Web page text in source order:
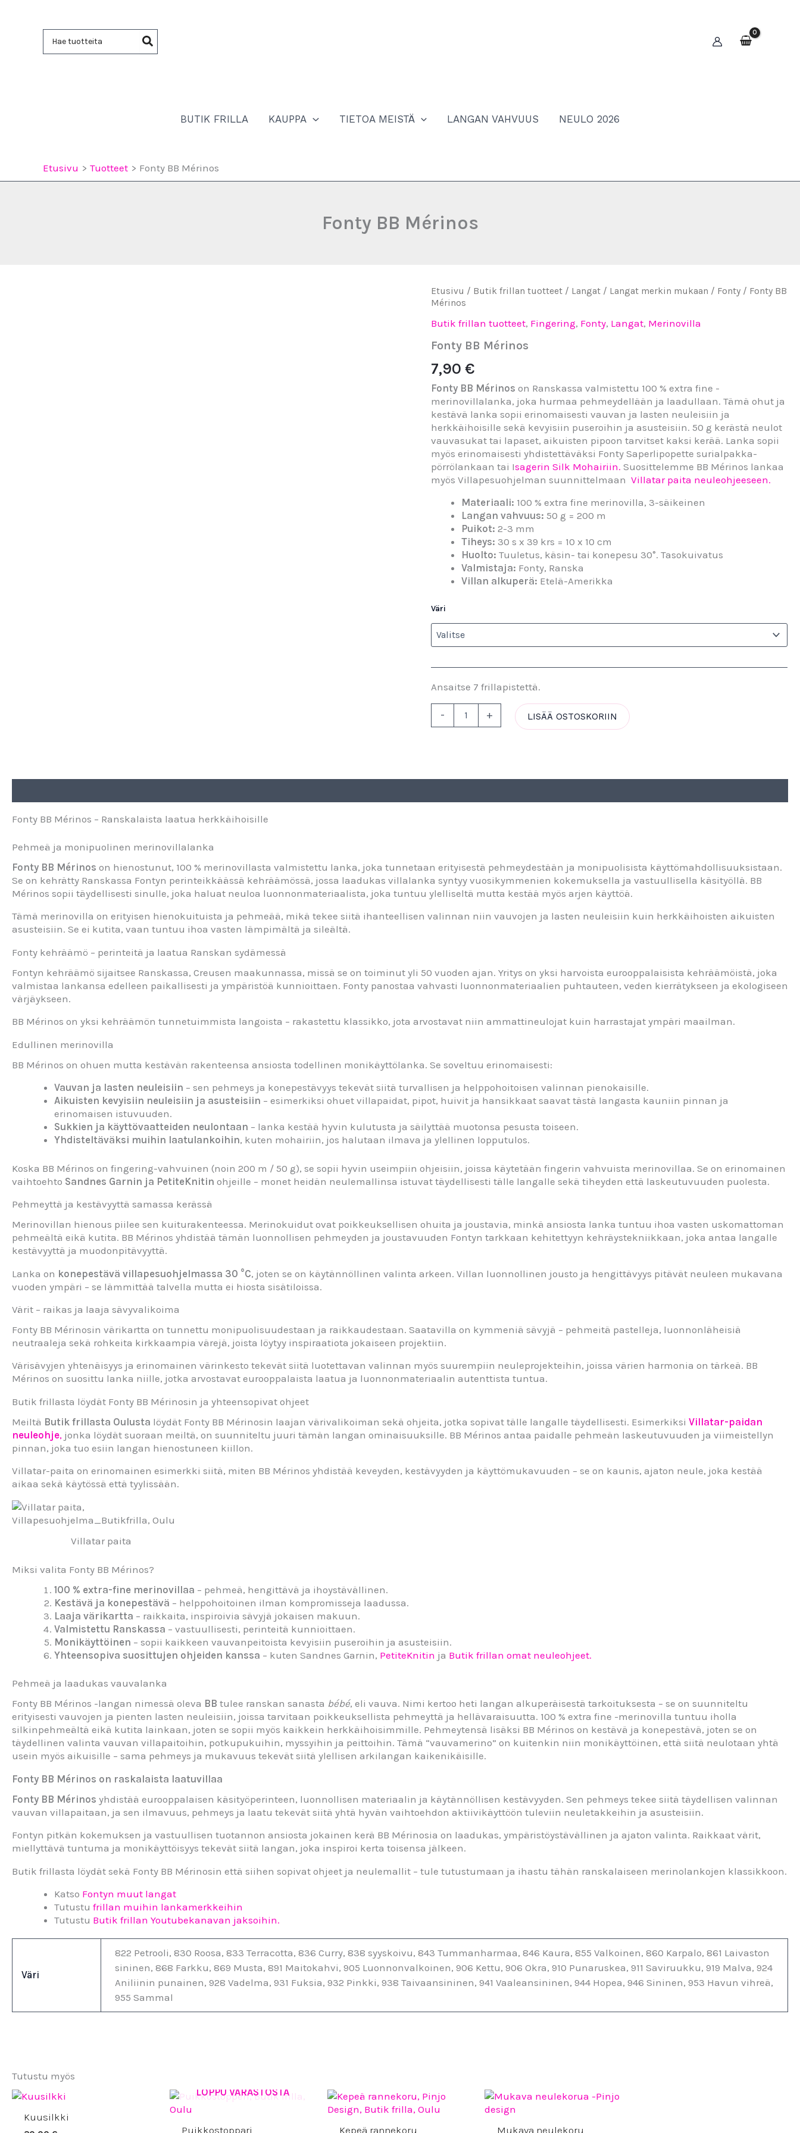
BUTIK FRILLA KAUPPA TIETOA MEISTÄ LANGAN VAHVUUS NEULO 2026
Etusivu Tuotteet Fonty BB Mérinos
Fonty BB Mérinos
Etusivu / Butik frillan tuotteet / Langat / Langat merkin mukaan / Fonty / Fonty BB
Mérinos
Butik frillan tuotteet, Fingering, Fonty, Langat, Merinovilla
Fonty BB Mérinos
7,90€
Fonty BB Mérinos on Ranskassa valmistettu 100 % extra fine -
merinovillalanka, joka hurmaa pehmeydellään ja laadullaan. Tämä ohut ja
kestävä lanka sopii erinomaisesti vauvan ja lasten neuleisiin ja
herkkäihoisille sekä kevyisiin puseroihin ja asusteisiin. 50 g kerästä neulot
vauvasukat tai lapaset, aikuisten pipoon tarvitset kaksi kerää. Lanka sopii
myös erinomaisesti yhdistettäväksi Fonty Saperlipopette surialpakka-
pörrölankaan tai Isagerin Silk Mohairiin. Suosittelemme BB Mérinos lankaa
myös Villapesuohjelman suunnittelmaanVillatar paita neuleohjeeseen.
Materiaali: 100 % extra fine merinovilla, 3-säikeinen
Langan vahvuus: 50 g = 200 m
Puikot:2-3 mm
Tiheys: 30 s x 39 krs = 10 x 10 cm
Huolto: Tuuletus, käsin- tai konepesu 30°. Tasokuivatus
Valmistaja: Fonty, Ranska
Villan alkuperä: Etelä-Amerikka
Väri
Ansaitse 7 frillapistettä.
-
Fonty
BB
määrä
+ LISÄÄ OSTOSKORIIN
Fonty BB Mérinos – Ranskalaista laatua herkkäihoisille
Pehmeä ja monipuolinen merinovillalanka
Fonty BB Mérinos on hienostunut, 100 % merinovillasta valmistettu lanka, joka tunnetaan erityisestä pehmeydestään ja monipuolisista käyttömahdollisuuksistaan.
Se on kehrätty Ranskassa Fontyn perinteikkäässä kehräämössä, jossa laadukas villalanka syntyy vuosikymmenien kokemuksella ja vastuullisella käsityöllä. BB
Mérinos sopii täydellisesti sinulle, joka haluat neuloa luonnonmateriaalista, joka tuntuu ylelliseltä mutta kestää myös arjen käyttöä.
Tämä merinovilla on erityisen hienokuituista ja pehmeää, mikä tekee siitä ihanteellisen valinnan niin vauvojen ja lasten neuleisiin kuin herkkäihoisten aikuisten
asusteisiin. Se ei kutita, vaan tuntuu ihoa vasten lämpimältä ja sileältä.
Fonty kehräämö – perinteitä ja laatua Ranskan sydämessä
Fontyn kehräämö sijaitsee Ranskassa, Creusen maakunnassa, missä se on toiminut yli 50 vuoden ajan. Yritys on yksi harvoista eurooppalaisista kehräämöistä, joka
valmistaa lankansa edelleen paikallisesti ja ympäristöä kunnioittaen. Fonty panostaa vahvasti luonnonmateriaalien puhtauteen, veden kierrätykseen ja ekologiseen
värjäykseen.
BB Mérinos on yksi kehräämön tunnetuimmista langoista – rakastettu klassikko, jota arvostavat niin ammattineulojat kuin harrastajat ympäri maailman.
Edullinen merinovilla
BB Mérinos on ohuen mutta kestävän rakenteensa ansiosta todellinen monikäyttölanka. Se soveltuu erinomaisesti:
Vauvan ja lasten neuleisiin – sen pehmeys ja konepestävyys tekevät siitä turvallisen ja helppohoitoisen valinnan pienokaisille.
Aikuisten kevyisiin neuleisiin ja asusteisiin – esimerkiksi ohuet villapaidat, pipot, huivit ja hansikkaat saavat tästä langasta kauniin pinnan ja
erinomaisen istuvuuden.
Sukkien ja käyttövaatteiden neulontaan – lanka kestää hyvin kulutusta ja säilyttää muotonsa pesusta toiseen.
Yhdisteltäväksi muihin laatulankoihin, kuten mohairiin, jos halutaan ilmava ja ylellinen lopputulos.
Koska BB Mérinos on fingering-vahvuinen (noin 200 m / 50 g), se sopii hyvin useimpiin ohjeisiin, joissa käytetään fingerin vahvuista merinovillaa. Se on erinomainen
vaihtoehto Sandnes Garnin ja PetiteKnitin ohjeille – monet heidän neulemallinsa istuvat täydellisesti tälle langalle sekä tiheyden että laskeutuvuuden puolesta.
Pehmeyttä ja kestävyyttä samassa kerässä
Merinovillan hienous piilee sen kuiturakenteessa. Merinokuidut ovat poikkeuksellisen ohuita ja joustavia, minkä ansiosta lanka tuntuu ihoa vasten uskomattoman
pehmeältä eikä kutita. BB Mérinos yhdistää tämän luonnollisen pehmeyden ja joustavuuden Fontyn tarkkaan kehitettyyn kehräystekniikkaan, joka antaa langalle
kestävyyttä ja muodonpitävyyttä.
Lanka on konepestävä villapesuohjelmassa 30 °C, joten se on käytännöllinen valinta arkeen. Villan luonnollinen jousto ja hengittävyys pitävät neuleen mukavana
vuoden ympäri – se lämmittää talvella mutta ei hiosta sisätiloissa.
Värit – raikas ja laaja sävyvalikoima
Fonty BB Mérinosin värikartta on tunnettu monipuolisuudestaan ja raikkaudestaan. Saatavilla on kymmeniä sävyjä – pehmeitä pastelleja, luonnonläheisiä
neutraaleja sekä rohkeita kirkkaampia värejä, joista löytyy inspiraatiota jokaiseen projektiin.
Värisävyjen yhtenäisyys ja erinomainen värinkesto tekevät siitä luotettavan valinnan myös suurempiin neuleprojekteihin, joissa värien harmonia on tärkeä. BB
Mérinos on suosittu lanka niille, jotka arvostavat eurooppalaista laatua ja luonnonmateriaalin autenttista tuntua.
Butik frillasta löydät Fonty BB Mérinosin ja yhteensopivat ohjeet
Meiltä Butik frillasta Oulusta löydät Fonty BB Mérinosin laajan värivalikoiman sekä ohjeita, jotka sopivat tälle langalle täydellisesti. Esimerkiksi Villatar-paidan
neuleohje, jonka löydät suoraan meiltä, on suunniteltu juuri tämän langan ominaisuuksille. BB Mérinos antaa paidalle pehmeän laskeutuvuuden ja viimeistellyn
pinnan, joka tuo esiin langan hienostuneen kiillon.
Villatar-paita on erinomainen esimerkki siitä, miten BB Mérinos yhdistää keveyden, kestävyyden ja käyttömukavuuden – se on kaunis, ajaton neule, joka kestää
aikaa sekä käytössä että tyylissään.
Villatar paita
Miksi valita Fonty BB Mérinos?
100 % extra-fine merinovillaa – pehmeä, hengittävä ja ihoystävällinen.
Kestävä ja konepestävä – helppohoitoinen ilman kompromisseja laadussa.
Laaja värikartta – raikkaita, inspiroivia sävyjä jokaisen makuun.
Valmistettu Ranskassa – vastuullisesti, perinteitä kunnioittaen.
Monikäyttöinen – sopii kaikkeen vauvanpeitoista kevyisiin puseroihin ja asusteisiin.
Yhteensopiva suosittujen ohjeiden kanssa – kuten Sandnes Garnin, PetiteKnitin ja Butik frillan omat neuleohjeet.
Pehmeä ja laadukas vauvalanka
Fonty BB Mérinos -langan nimessä oleva BB tulee ranskan sanasta bébé, eli vauva. Nimi kertoo heti langan alkuperäisestä tarkoituksesta – se on suunniteltu
erityisesti vauvojen ja pienten lasten neuleisiin, joissa tarvitaan poikkeuksellista pehmeyttä ja hellävaraisuutta. 100 % extra fine -merinovilla tuntuu iholla
silkinpehmeältä eikä kutita lainkaan, joten se sopii myös kaikkein herkkäihoisimmille. Pehmeytensä lisäksi BB Mérinos on kestävä ja konepestävä, joten se on
täydellinen valinta vauvan villapaitoihin, potkupukuihin, myssyihin ja peittoihin. Tämä “vauvamerino” on kuitenkin niin monikäyttöinen, että siitä neulotaan yhtä
usein myös aikuisille – sama pehmeys ja mukavuus tekevät siitä ylellisen arkilangan kaikenikäisille.
Fonty BB Mérinos on raskalaista laatuvillaa
Fonty BB Mérinos yhdistää eurooppalaisen käsityöperinteen, luonnollisen materiaalin ja käytännöllisen kestävyyden. Sen pehmeys tekee siitä täydellisen valinnan
vauvan villapaitaan, ja sen ilmavuus, pehmeys ja laatu tekevät siitä yhtä hyvän vaihtoehdon aktiivikäyttöön tuleviin neuletakkeihin ja asusteisiin.
Fontyn pitkän kokemuksen ja vastuullisen tuotannon ansiosta jokainen kerä BB Mérinosia on laadukas, ympäristöystävällinen ja ajaton valinta. Raikkaat värit,
miellyttävä tuntuma ja monikäyttöisyys tekevät siitä langan, joka inspiroi kerta toisensa jälkeen.
Butik frillasta löydät sekä Fonty BB Mérinosin että siihen sopivat ohjeet ja neulemallit – tule tutustumaan ja ihastu tähän ranskalaiseen merinolankojen klassikkoon.
Katso Fontyn muut langat
Tutustu frillan muihin lankamerkkeihin
Tutustu Butik frillan Youtubekanavan jaksoihin.
Väri
822 Petrooli, 830 Roosa, 833 Terracotta, 836 Curry, 838 syyskoivu, 843 Tummanharmaa, 846 Kaura, 855 Valkoinen, 860 Karpalo, 861 Laivaston
sininen, 868 Farkku, 869 Musta, 891 Maitokahvi, 905 Luonnonvalkoinen, 906 Kettu, 906 Okra, 910 Punaruskea, 911 Saviruukku, 919 Malva, 924
Aniliinin punainen, 928 Vadelma, 931 Fuksia, 932 Pinkki, 938 Taivaansininen, 941 Vaaleansininen, 944 Hopea, 946 Sininen, 953 Havun vihreä,
955 Sammal
Tutustu myös
Kuusilkki
LOPPU VARASTOSTA
Puikkostoppari Kepeä rannekoru Mukava neulekoru